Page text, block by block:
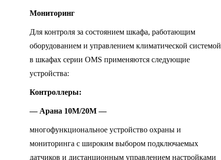
Мониторинг
Для контроля за состоянием шкафа, работающим
оборудованием и управлением климатической системой
в шкафах серии OMS применяются следующие
устройства:
Контроллеры:
— Арана 10М/20М —
многофункциональное устройство охраны и
мониторинга с широким выбором подключаемых
датчиков и дистанционным управлением настройками